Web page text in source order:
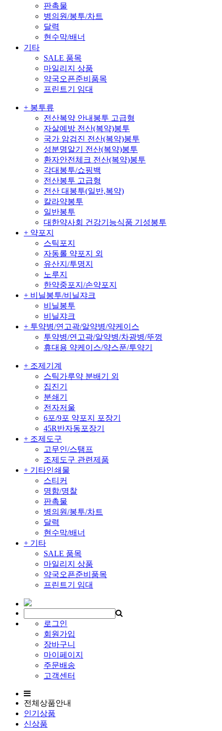
판촉물
병의원/봉투/차트
달력
현수막/배너
기타
SALE 품목
마일리지 상품
약국오픈준비품목
프린트기 임대
+ 봉투류
전산복약 안내봉투 고급형
자살예방 전산(복약)봉투
국가 암검진 전산(복약)봉투
성분명알기 전산(복약)봉투
환자안전체크 전산(복약)봉투
각대봉투/쇼핑백
전산봉투 고급형
전산 대봉투(일반,복약)
칼라약봉투
일반봉투
대한약사회 건강기능식품 기성봉투
+ 약포지
스틱포지
자동롤 약포지 외
유산지/투명지
노루지
한약중포지/손약포지
+ 비닐봉투/비닐쟈크
비닐봉투
비닐쟈크
+ 투약병/연고곽/알약병/약케이스
투약병/연고곽/알약병/차광병/뚜껑
휴대용 약케이스/약스푼/투약기
+ 조제기계
스틱가루약 분배기 외
집진기
분쇄기
전자저울
6포/9포 약포지 포장기
45R반자동포장기
+ 조제도구
고무인/스탬프
조제도구 관련제품
+ 기타인쇄물
스티커
명함/명찰
판촉물
병의원/봉투/차트
달력
현수막/배너
+ 기타
SALE 품목
마일리지 상품
약국오픈준비품목
프린트기 임대
로그인
회원가입
장바구니
마이페이지
주문배송
고객센터
전체상품안내
인기상품
신상품